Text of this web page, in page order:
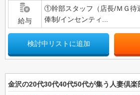
給与
①幹部スタッフ（店長/ＭＧ待
俸制/インセンティ...
検討中リストに追加
金沢の20代30代40代50代が集う人妻倶楽